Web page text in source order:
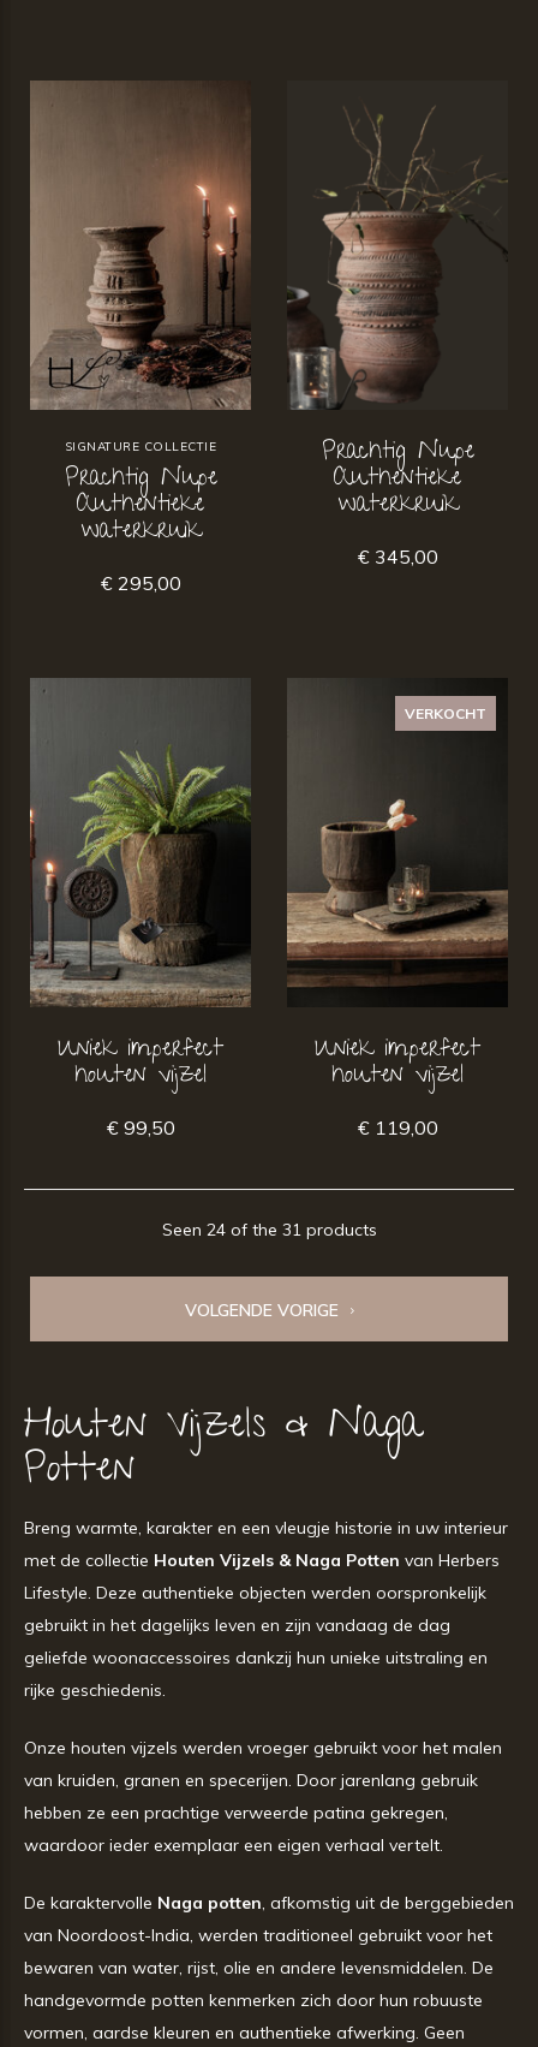
SIGNATURE COLLECTIE
Prachtig Nupe
Authentieke
waterkruik
€ 295,00
Prachtig Nupe
Authentieke
waterkruik
€ 345,00
Uniek imperfect
houten vijzel
€ 99,50
VERKOCHT
Uniek imperfect
houten vijzel
€ 119,00
Seen 24 of the 31 products
VOLGENDE VORIGE
Houten Vijzels & Naga
Potten
Breng warmte, karakter en een vleugje historie in uw interieur
met de collectie Houten Vijzels & Naga Potten van Herbers
Lifestyle. Deze authentieke objecten werden oorspronkelijk
gebruikt in het dagelijks leven en zijn vandaag de dag
geliefde woonaccessoires dankzij hun unieke uitstraling en
rijke geschiedenis.
Onze houten vijzels werden vroeger gebruikt voor het malen
van kruiden, granen en specerijen. Door jarenlang gebruik
hebben ze een prachtige verweerde patina gekregen,
waardoor ieder exemplaar een eigen verhaal vertelt.
De karaktervolle Naga potten, afkomstig uit de berggebieden
van Noordoost-India, werden traditioneel gebruikt voor het
bewaren van water, rijst, olie en andere levensmiddelen. De
handgevormde potten kenmerken zich door hun robuuste
vormen, aardse kleuren en authentieke afwerking. Geen